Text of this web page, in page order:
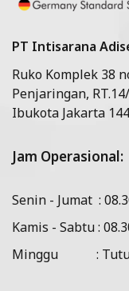
PT Intisarana
Ruko Komplek 38
Penjaringan,
Ibukota Jakarta
Jam Operasional:
Senin - Jumat :
Kamis - Sabtu :
Minggu :